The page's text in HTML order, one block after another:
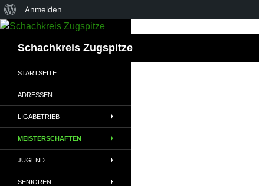
Über
WordPress
Anmelden
Zum
springenSchachkreis Zugspitze
STARTSEITE
ADRESSEN
LIGABETRIEB
MEISTERSCHAFTEN
JUGEND
SENIOREN